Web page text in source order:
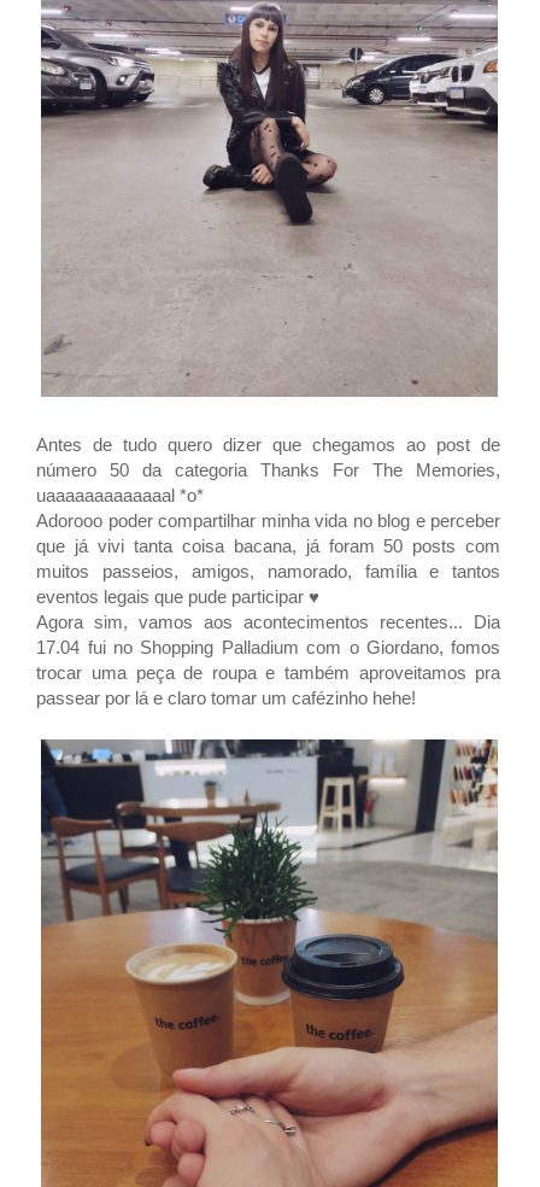
Antes de tudo quero dizer que chegamos ao post de
número 50 da categoriaThanks For The Memories,
uaaaaaaaaaaaaal *o*
Adorooo poder compartilhar minha vida no blog e perceber
que já vivi tanta coisa bacana, já foram 50 posts com
muitos passeios, amigos, namorado, família e tantos
eventos legais que pude participar ♥
Agora sim, vamos aos acontecimentos recentes... Dia
17.04 fui no Shopping Palladium com o Giordano, fomos
trocar uma peça de roupa e também aproveitamos pra
passear por lá e claro tomar um cafézinho hehe!